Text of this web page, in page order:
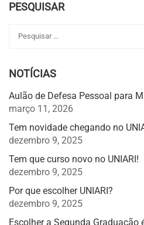
PESQUISAR
NOTÍCIAS
Aulão de Defesa Pessoal para
março 11, 2026
Tem novidade chegando no
dezembro 9, 2025
Tem que curso novo no UNIARI!
dezembro 9, 2025
Por que escolher UNIARI?
dezembro 9, 2025
Escolher a Segunda Graduação